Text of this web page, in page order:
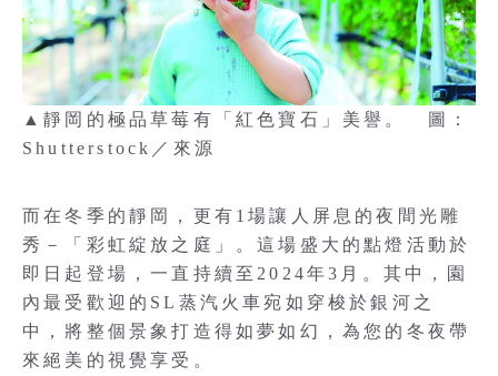
▲靜岡的極品草莓有「紅色寶石」美譽。 圖：
Shutterstock／來源
而在冬季的靜岡，更有1場讓人屏息的夜間光雕
秀－「彩虹綻放之庭」。這場盛大的點燈活動於
即日起登場，一直持續至2024年3月。其中，園
內最受歡迎的SL蒸汽火車宛如穿梭於銀河之
中，將整個景象打造得如夢如幻，為您的冬夜帶
來絕美的視覺享受。